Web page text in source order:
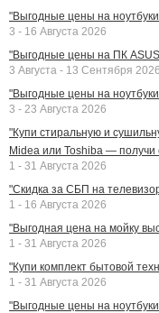
"Выгодные цены на
3 - 16 Августа 2026
"Выгодные цены на ПК
3 Августа - 13 Сентября 2026
"Выгодные цены на
3 - 23 Августа 2026
"Купи стиральную и
Midea или Toshiba — получи
1 - 31 Августа 2026
"Скидка за СБП на
1 - 16 Августа 2026
"Выгодная цена на мойку
1 - 31 Августа 2026
"Купи комплект бытовой
1 - 31 Августа 2026
"Выгодные цены на